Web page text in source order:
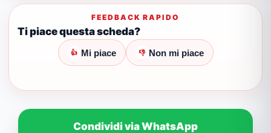
FEEDBACK RAPIDO
Ti piace questa scheda?
👍 Mi piace 👎 Non mi piace
Condividi via WhatsApp